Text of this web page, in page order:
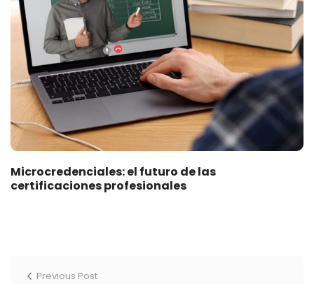
Microcredenciales: el futuro de las
certificaciones profesionales
Previous Post